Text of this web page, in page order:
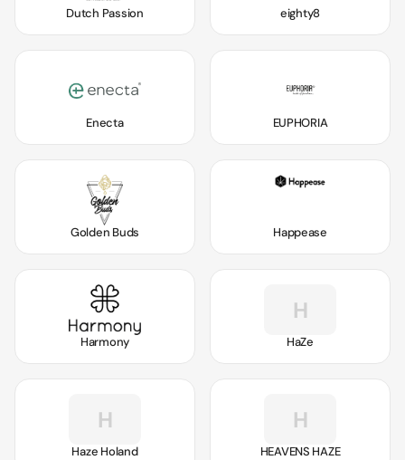
Dutch Passion eighty8
Enecta EUPHORIA
Golden Buds Happease
Harmony
H
HaZe
H
Haze Holand
H
HEAVENS HAZE